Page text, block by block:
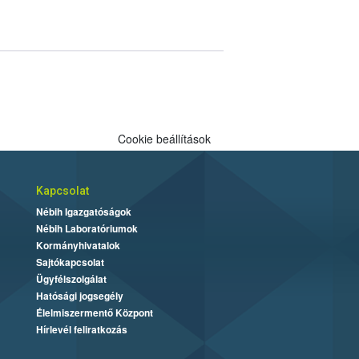
Cookie beállítások
Kapcsolat
Nébih Igazgatóságok
Nébih Laboratóriumok
Kormányhivatalok
Sajtókapcsolat
Ügyfélszolgálat
Hatósági jogsegély
Élelmiszermentő Központ
Hírlevél feliratkozás